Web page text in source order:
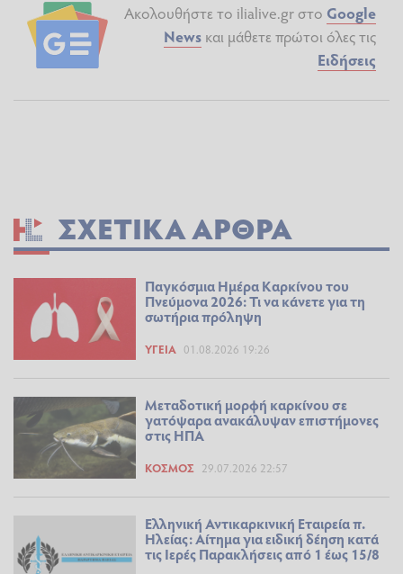
Ακολουθήστε το ilialive.gr στο Google
News και μάθετε πρώτοι όλες τις
Ειδήσεις
ΣΧΕΤΙΚΆ ΆΡΘΡΑ
Παγκόσμια Ημέρα Καρκίνου του
Πνεύμονα 2026: Τι να κάνετε για τη
σωτήρια πρόληψη
ΥΓΕΊΑ 01.08.2026 19:26
Μεταδοτική μορφή καρκίνου σε
γατόψαρα ανακάλυψαν επιστήμονες
στις ΗΠΑ
ΚΌΣΜΟΣ 29.07.2026 22:57
Ελληνική Αντικαρκινική Εταιρεία π.
Ηλείας: Αίτημα για ειδική δέηση κατά
τις Ιερές Παρακλήσεις από 1 έως 15/8